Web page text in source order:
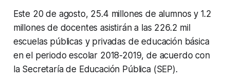
Este 20 de agosto, 25.4 millones de alumnos y 1.2
millones de docentes asistirán a las 226.2 mil
escuelas públicas y privadas de educación básica
en el periodo escolar 2018-2019, de acuerdo con
la Secretaría de Educación Pública (SEP).